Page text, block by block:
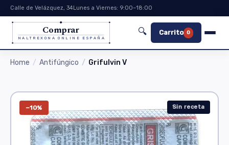
Calle de Velázquez, 34Lunes a Viernes: 9:00–18:00
Comprar
NALTREXONA ONLINE ESPAÑA
🔍 Carrito 0
Home Antifúngico Grifulvin V
−10% Sin receta